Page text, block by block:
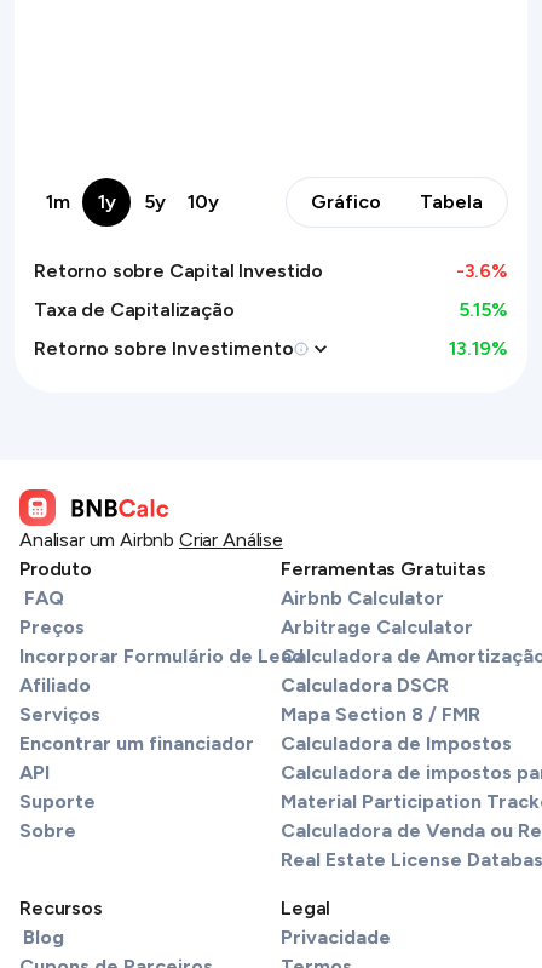
1m 1y 5y 10y Gráfico Tabela
Retorno sobre Capital Investido -3.6%
Taxa de Capitalização
5.15%
Retorno sobre Investimento
13.19%
Analisar um Airbnb Criar Análise
Produto
FAQ
Preços
Incorporar Formulário de Lead
Afiliado
Serviços
Encontrar um financiador
API
Suporte
Sobre
Ferramentas Gratuitas
Airbnb Calculator
Arbitrage Calculator
Calculadora de
Calculadora DSCR
Mapa Section 8 / FMR
Calculadora de Impostos
Calculadora de impostos
Material Participation
Calculadora de Venda ou
Real Estate License
Recursos
Blog
Legal
Privacidade